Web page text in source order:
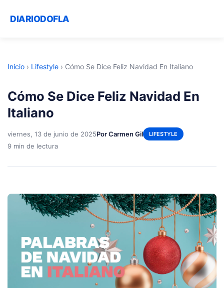
DIARIODOFLA
Inicio › Lifestyle › Cómo Se Dice Feliz Navidad En Italiano
Cómo Se Dice Feliz Navidad En
Italiano
viernes, 13 de junio de 2025Por Carmen Gil LIFESTYLE
9 min de lectura